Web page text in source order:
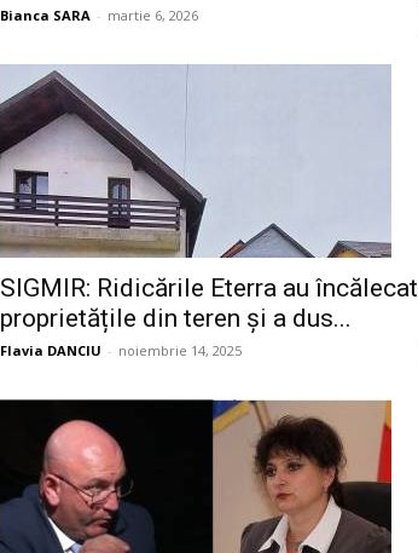
Bianca SARA - martie 6, 2026
SIGMIR: Ridicările Eterra au încălecat
proprietățile din teren și a dus...
Flavia DANCIU - noiembrie 14, 2025